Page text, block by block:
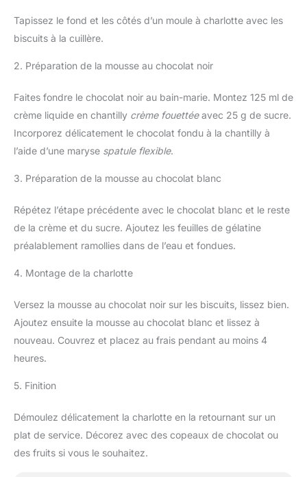
Tapissez le fond et les côtés d’un moule à charlotte avec les
biscuits à la cuillère.
2. Préparation de la mousse au chocolat noir
Faites fondre le chocolat noir au bain-marie. Montez 125 ml de
crème liquide en chantilly crème fouettéeavec 25 g de sucre.
Incorporez délicatement le chocolat fondu à la chantilly à
l’aide d’une maryse spatule flexible.
3. Préparation de la mousse au chocolat blanc
Répétez l’étape précédente avec le chocolat blanc et le reste
de la crème et du sucre. Ajoutez les feuilles de gélatine
préalablement ramollies dans de l’eau et fondues.
4. Montage de la charlotte
Versez la mousse au chocolat noir sur les biscuits, lissez bien.
Ajoutez ensuite la mousse au chocolat blanc et lissez à
nouveau. Couvrez et placez au frais pendant au moins 4
heures.
5. Finition
Démoulez délicatement la charlotte en la retournant sur un
plat de service. Décorez avec des copeaux de chocolat ou
des fruits si vous le souhaitez.